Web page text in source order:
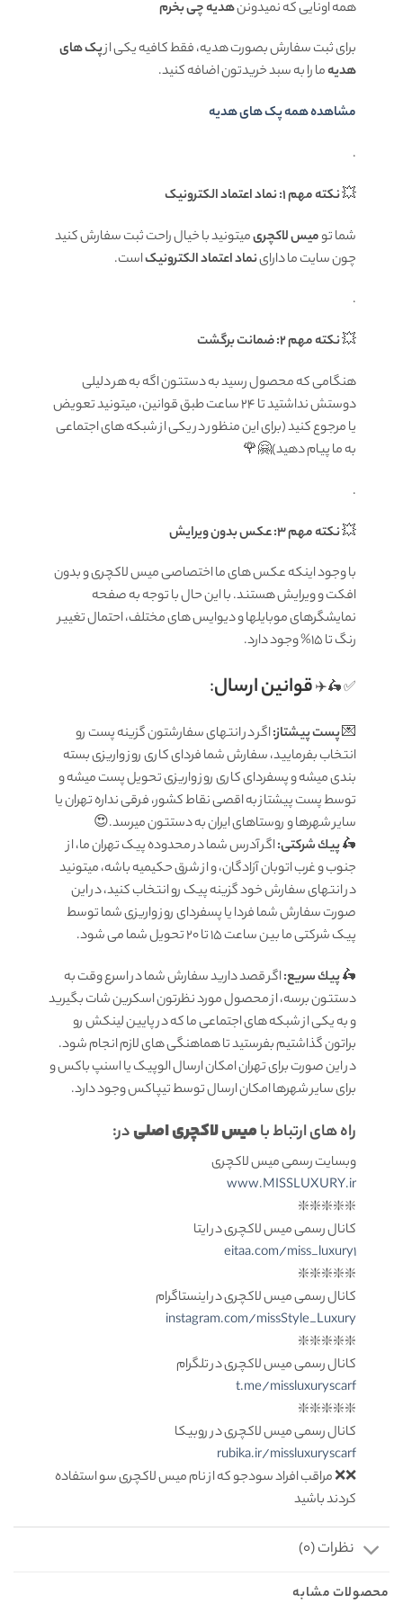
همه اونایی که نمیدوننهدیه چی بخرم
برای ثبت سفارش بصورت هدیه، فقط کافیه یکی ازپک های
هدیهما را به سبد خریدتون اضافه کنید.
مشاهده همه پک های هدیه
.
💥نکته مهم 1: نماد اعتماد الکترونیک
شما تومیس لاکچریمیتونید با خیال راحت ثبت سفارش کنید
چون سایت ما داراینماد اعتماد الکترونیکاست.
.
💥نکته مهم 2: ضمانت برگشت
هنگامی که محصول رسید به دستتون اگه به هر دلیلی
دوستش نداشتید تا ۲۴ ساعت طبق قوانین، میتونید تعویض
یا مرجوع کنید (برای این منظور در یکی از شبکه های اجتماعی
به ما پیام دهید)🤗🌹
.
💥نکته مهم 3: عکس بدون ویرایش
با وجود اینکه عکس های ما اختصاصی میس لاکچری و بدون
افکت و ویرایش هستند. با این حال با توجه به صفحه
نمایشگرهای موبایلها و دیوایس های مختلف، احتمال تغییر
رنگ تا 15% وجود دارد.
✅ 🛵✈️قوانين ارسال:
💌پست پیشتاز:اگر در انتهای سفارشتون گزینه پست رو
انتخاب بفرمایید، سفارش شما فردای کاری روز واریزی بسته
بندی میشه و پسفردای کاری روز واریزی تحویل پست میشه و
توسط پست پیشتاز به اقصی نقاط کشور، فرقی نداره تهران یا
سایر شهرها و روستاهای ایران به دستتون میرسد.😍
🛵پيك شرکتی:اگر آدرس شما در محدوده پیک تهران ما، از
جنوب و غرب اتوبان آزادگان، و از شرق حکیمیه باشه، میتونید
در انتهای سفارش خود گزینه پیک رو انتخاب کنید، در این
صورت سفارش شما فردا یا پسفردای روز واريزى شما توسط
پیک شرکتی ما بين ساعت ۱۵ تا ٢٠ تحويل شما مى شود.
🛵پيك سریع:اگر قصد دارید سفارش شما در اسرع وقت به
دستتون برسه، از محصول مورد نظرتون اسکرین شات بگیرید
و به یکی از شبکه های اجتماعی ما که در پایین لینکش رو
براتون گذاشتیم بفرستید تا هماهنگی های لازم انجام شود.
در این صورت برای تهران امکان ارسال الوپیک یا اسنپ باکس و
برای سایر شهرها امکان ارسال توسط تیپاکس وجود دارد.
راه های ارتباط بامیس لاکچری اصلیدر:
وبسایت رسمی میس لاکچری
www.MISSLUXURY.ir
❇️❇️❇️❇️❇️
کانال رسمی میس لاکچری در ایتا
eitaa.com/miss_luxury1
❇️❇️❇️❇️❇️
کانال رسمی میس لاکچری در اینستاگرام
instagram.com/missStyle_Luxury
❇️❇️❇️❇️❇️
کانال رسمی میس لاکچری در تلگرام
t.me/missluxuryscarf
❇️❇️❇️❇️❇️
کانال رسمی میس لاکچری در روبیکا
rubika.ir/missluxuryscarf
❌❌ مراقب افراد سودجو که از نام میس لاکچری سو استفاده
کردند باشید
نظرات (0)
محصولات مشابه